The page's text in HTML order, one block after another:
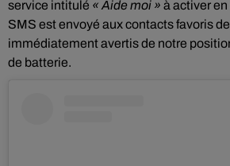
service intitulé « Aide moi » à activer
SMS est envoyé aux contacts favoris
immédiatement avertis de notre
de batterie.